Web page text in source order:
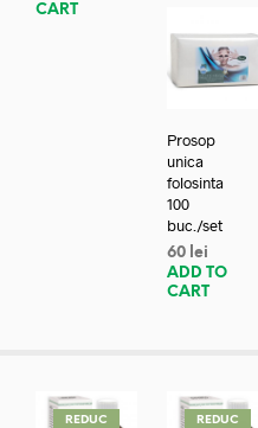
CART
Prosop
unica
folosinta
100
buc./set
60 lei
ADD TO
CART
REDUC
REDUC